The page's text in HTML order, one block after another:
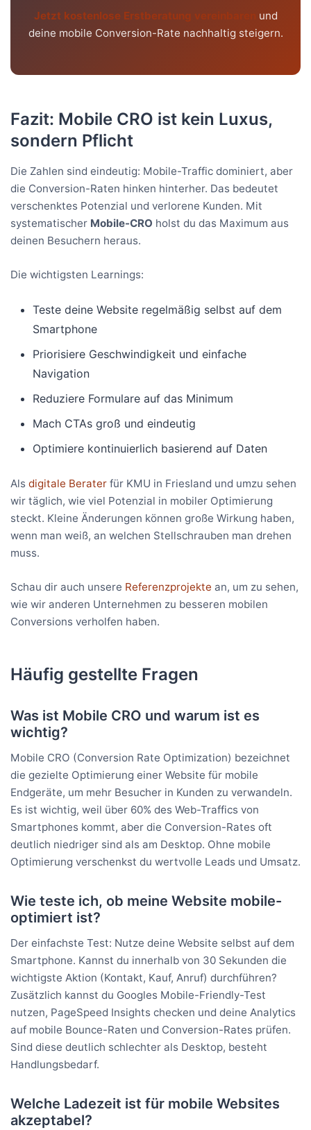
Jetzt kostenlose Erstberatung vereinbaren
und
deine mobile Conversion-Rate nachhaltig steigern.
Fazit: Mobile CRO ist kein Luxus,
sondern Pflicht
Die Zahlen sind eindeutig: Mobile-Traffic dominiert, aber
die Conversion-Raten hinken hinterher. Das bedeutet
verschenktes Potenzial und verlorene Kunden. Mit
systematischer Mobile-CRO holst du das Maximum aus
deinen Besuchern heraus.
Die wichtigsten Learnings:
Teste deine Website regelmäßig selbst auf dem
Smartphone
Priorisiere Geschwindigkeit und einfache
Navigation
Reduziere Formulare auf das Minimum
Mach CTAs groß und eindeutig
Optimiere kontinuierlich basierend auf Daten
Als digitale Berater für KMU in Friesland und umzu sehen
wir täglich, wie viel Potenzial in mobiler Optimierung
steckt. Kleine Änderungen können große Wirkung haben,
wenn man weiß, an welchen Stellschrauben man drehen
muss.
Schau dir auch unsere Referenzprojekte an, um zu sehen,
wie wir anderen Unternehmen zu besseren mobilen
Conversions verholfen haben.
Häufig gestellte Fragen
Was ist Mobile CRO und warum ist es
wichtig?
Mobile CRO (Conversion Rate Optimization) bezeichnet
die gezielte Optimierung einer Website für mobile
Endgeräte, um mehr Besucher in Kunden zu verwandeln.
Es ist wichtig, weil über 60% des Web-Traffics von
Smartphones kommt, aber die Conversion-Rates oft
deutlich niedriger sind als am Desktop. Ohne mobile
Optimierung verschenkst du wertvolle Leads und Umsatz.
Wie teste ich, ob meine Website mobile-
optimiert ist?
Der einfachste Test: Nutze deine Website selbst auf dem
Smartphone. Kannst du innerhalb von 30 Sekunden die
wichtigste Aktion (Kontakt, Kauf, Anruf) durchführen?
Zusätzlich kannst du Googles Mobile-Friendly-Test
nutzen, PageSpeed Insights checken und deine Analytics
auf mobile Bounce-Raten und Conversion-Rates prüfen.
Sind diese deutlich schlechter als Desktop, besteht
Handlungsbedarf.
Welche Ladezeit ist für mobile Websites
akzeptabel?